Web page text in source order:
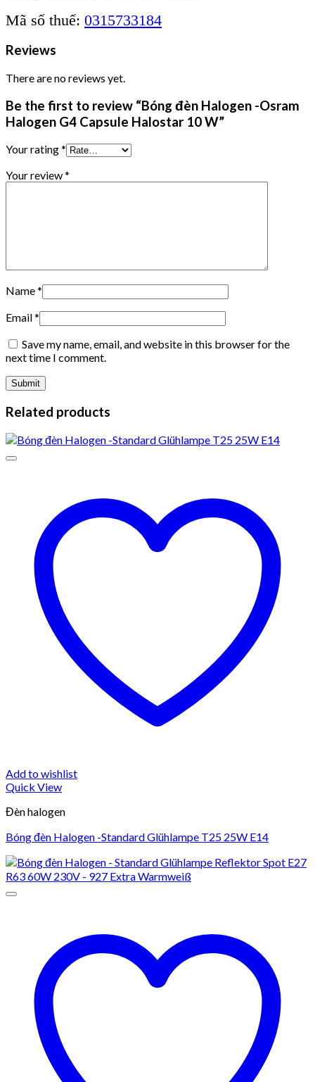
Mã số thuế: 0315733184
Reviews
There are no reviews yet.
Be the first to review “Bóng đèn Halogen -Osram
Halogen G4 Capsule Halostar 10 W”
Your rating*
Your review*
Name*
Email*
Save my name, email, and website in this browser for the
next time I comment.
Related products
Add to wishlist
Quick View
Đèn halogen
Bóng đèn Halogen -Standard Glühlampe T25 25W E14